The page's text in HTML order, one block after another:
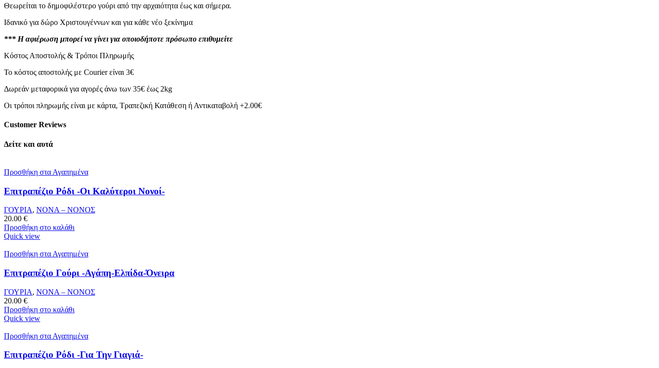
Θεωρείται το δημοφιλέστερο γούρι από την αρχαιότητα έως και σήμερα.
Ιδανικό για δώρο Χριστουγέννων και για κάθε νέο ξεκίνημα
*** Η αφιέρωση μπορεί να γίνει για οποιοδήποτε πρόσωπο επιθυμείτε
Κόστος Αποστολής & Τρόποι Πληρωμής
Το κόστος αποστολής με Courier είναι 3€
Δωρεάν μεταφορικά για αγορές άνω των 35€ έως 2kg
Οι τρόποι πληρωμής είναι με κάρτα, Τραπεζική Κατάθεση ή Αντικαταβολή +2.00€
Customer Reviews
Δείτε και αυτά
Προσθήκη στα Αγαπημένα
Επιτραπέζιο Ρόδι -Οι Καλύτεροι Νονοί-
ΓΟΥΡΙΑ, ΝΟΝΑ – ΝΟΝΟΣ
20.00 €
Προσθήκη στο καλάθι
Quick view
Προσθήκη στα Αγαπημένα
Επιτραπέζιο Γούρι -Αγάπη-Ελπίδα-Όνειρα
ΓΟΥΡΙΑ, ΝΟΝΑ – ΝΟΝΟΣ
20.00 €
Προσθήκη στο καλάθι
Quick view
Προσθήκη στα Αγαπημένα
Επιτραπέζιο Ρόδι -Για Την Γιαγιά-